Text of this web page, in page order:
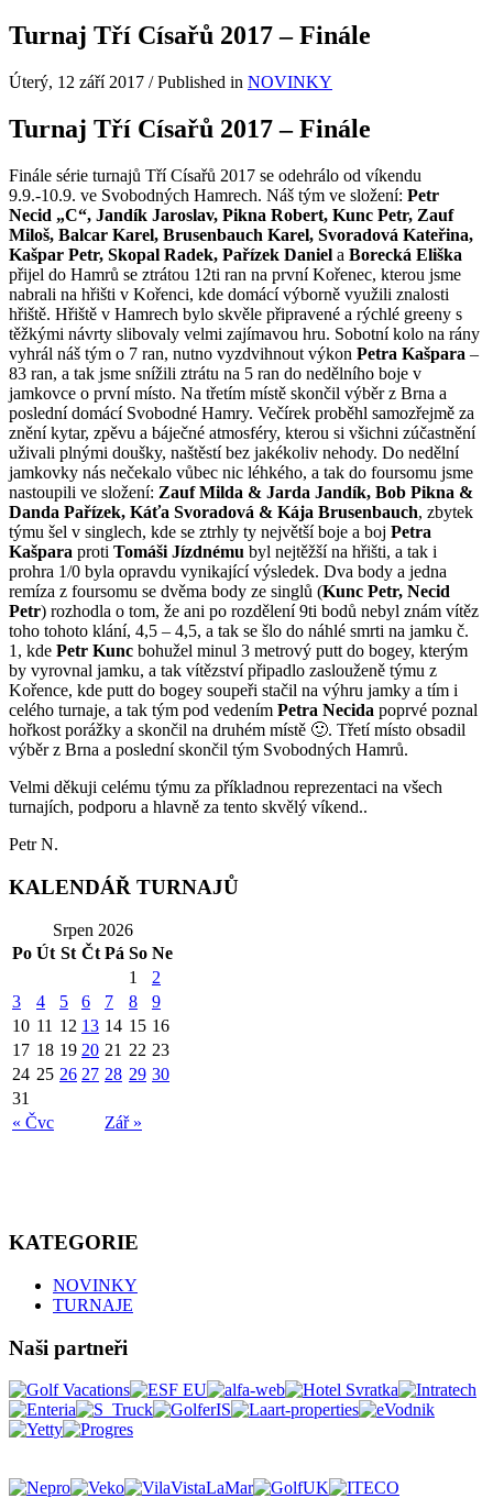
Turnaj Tří Císařů 2017 – Finále
Úterý, 12 září 2017 /Published in NOVINKY
Turnaj Tří Císařů 2017 – Finále
Finále série turnajů Tří Císařů 2017 se odehrálo od víkendu
9.9.-10.9. ve Svobodných Hamrech. Náš tým ve složení: Petr
Necid „C“, Jandík Jaroslav, Pikna Robert, Kunc Petr, Zauf
Miloš, Balcar Karel, Brusenbauch Karel, Svoradová Kateřina,
Kašpar Petr, Skopal Radek, Pařízek Daniel a Borecká Eliška
přijel do Hamrů se ztrátou 12ti ran na první Kořenec, kterou jsme
nabrali na hřišti v Kořenci, kde domácí výborně využili znalosti
hřiště. Hřiště v Hamrech bylo skvěle připravené a rýchlé greeny s
těžkými návrty slibovaly velmi zajímavou hru. Sobotní kolo na rány
vyhrál náš tým o 7 ran, nutno vyzdvihnout výkon Petra Kašpara –
83 ran, a tak jsme snížili ztrátu na 5 ran do nedělního boje v
jamkovce o první místo. Na třetím místě skončil výběr z Brna a
poslední domácí Svobodné Hamry. Večírek proběhl samozřejmě za
znění kytar, zpěvu a báječné atmosféry, kterou si všichni zúčastnění
uživali plnými doušky, naštěstí bez jakékoliv nehody. Do nedělní
jamkovky nás nečekalo vůbec nic léhkého, a tak do foursomu jsme
nastoupili ve složení: Zauf Milda & Jarda Jandík, Bob Pikna &
Danda Pařízek, Káťa Svoradová & Kája Brusenbauch, zbytek
týmu šel v singlech, kde se ztrhly ty největší boje a boj Petra
Kašpara proti Tomáši Jízdnému byl nejtěžší na hřišti, a tak i
prohra 1/0 byla opravdu vynikající výsledek. Dva body a jedna
remíza z foursomu se dvěma body ze singlů (Kunc Petr, Necid
Petr) rozhodla o tom, že ani po rozdělení 9ti bodů nebyl znám vítěz
toho tohoto klání, 4,5 – 4,5, a tak se šlo do náhlé smrti na jamku č.
1, kde Petr Kunc bohužel minul 3 metrový putt do bogey, kterým
by vyrovnal jamku, a tak vítězství připadlo zaslouženě týmu z
Kořence, kde putt do bogey soupeři stačil na výhru jamky a tím i
celého turnaje, a tak tým pod vedením Petra Necida poprvé poznal
hořkost porážky a skončil na druhém místě 🙂. Třetí místo obsadil
výběr z Brna a poslední skončil tým Svobodných Hamrů.
Velmi děkuji celému týmu za příkladnou reprezentaci na všech
turnajích, podporu a hlavně za tento skvělý víkend..
Petr N.
KALENDÁŘ TURNAJŮ
Srpen 2026
Po Út St Čt Pá So Ne
« Čvc Zář »
1
2
3
4 5 6 7 8
9
10 11 12 13 14 15 16
17 18 19 20 21 22 23
24 25 26 27 28 29 30
31
KATEGORIE
NOVINKY
TURNAJE
Naši partneři